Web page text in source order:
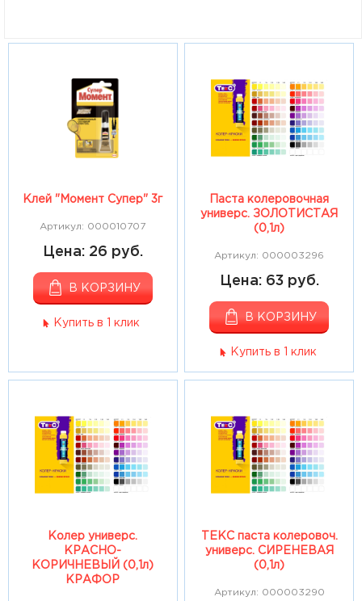
Клей "Момент Супер" 3г
Артикул: 000010707
Цена: 26 руб.
В КОРЗИНУ
Купить в 1 клик
Паста колеровочная
универс. ЗОЛОТИСТАЯ
(0,1л)
Артикул: 000003296
Цена: 63 руб.
В КОРЗИНУ
Купить в 1 клик
Колер универс.
КРАСНО-
КОРИЧНЕВЫЙ (0,1л)
КРАФОР
ТЕКС паста колеровоч.
универс. СИРЕНЕВАЯ
(0,1л)
Артикул: 000003290